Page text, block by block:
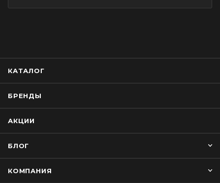
КАТАЛОГ
БРЕНДЫ
АКЦИИ
БЛОГ
КОМПАНИЯ